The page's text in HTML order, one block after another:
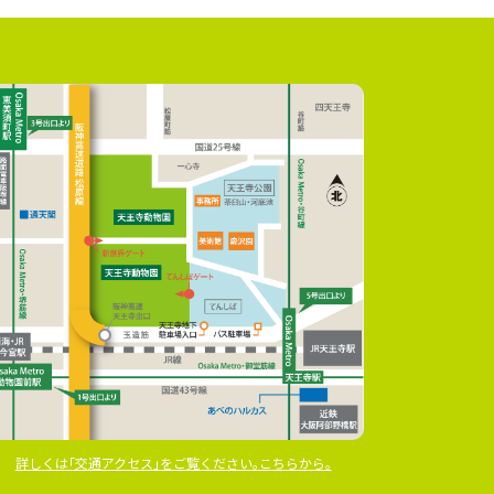
詳しくは｢交通アクセス｣をご覧ください｡こちらから｡